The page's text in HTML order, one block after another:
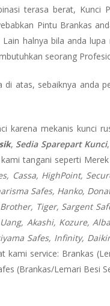
terasa berat, Kunci
Pintu Brankas
Lain halnya bila anda
seorang
atas, sebaiknya anda
karena mekanis kunci
, Sedia Sparepart Kunci,
tangani seperti Merek
Cassa, HighPoint,
Safes, Hanko,
Tiger, Sargent
Akashi, Kozure,
Safes, Infinity,
kami service: Brankas
(Brankas/Lemari Besi